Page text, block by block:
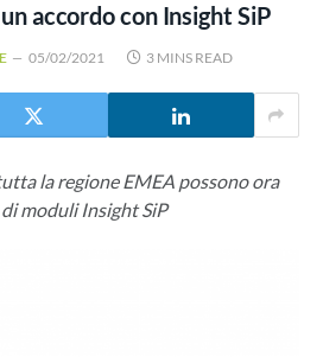
accordo con Insight SiP
05/02/2021 3 MINS READ
la regione EMEA possono ora
moduli Insight SiP